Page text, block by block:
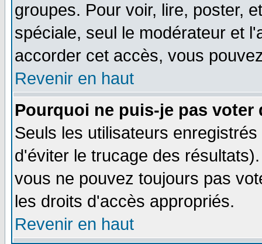
groupes. Pour voir, lire, poster,
spéciale, seul le modérateur et
accorder cet accès, vous
Revenir en haut
Pourquoi ne puis-je pas voter
Seuls les utilisateurs
d'éviter le trucage des
vous ne pouvez toujours pas
les droits d'accès appropriés.
Revenir en haut